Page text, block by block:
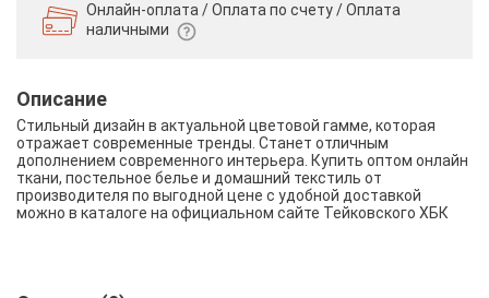
Онлайн-оплата / Оплата по счету /Оплата
наличными
Описание
Стильный дизайн в актуальной цветовой гамме, которая
отражает современные тренды. Станет отличным
дополнением современного интерьера. Купить оптом онлайн
ткани, постельное белье и домашний текстиль от
производителя по выгодной цене с удобной доставкой
можно в каталоге на официальном сайте Тейковского ХБК